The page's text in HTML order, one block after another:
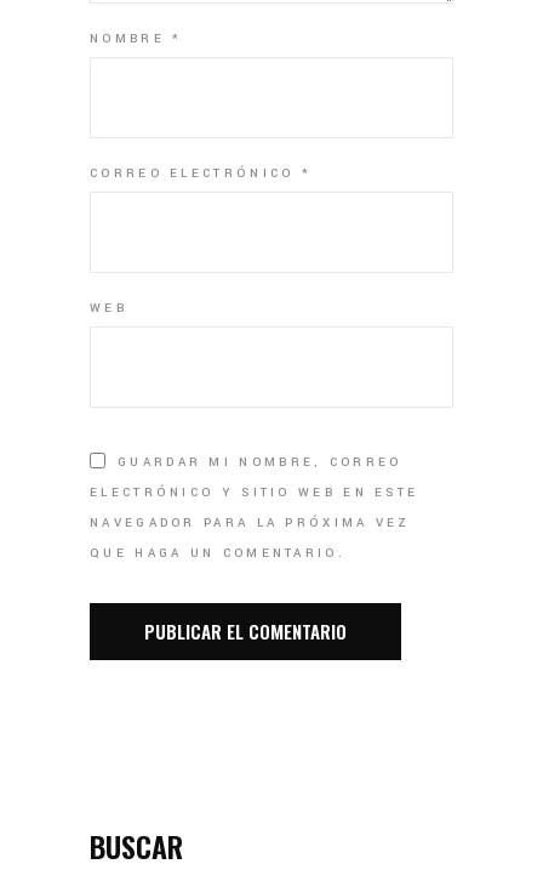
NOMBRE*
CORREO ELECTRÓNICO *
WEB
GUARDAR MI NOMBRE, CORREO
ELECTRÓNICO Y SITIO WEB EN ESTE
NAVEGADOR PARA LA PRÓXIMA VEZ
QUE HAGA UN COMENTARIO.
BUSCAR